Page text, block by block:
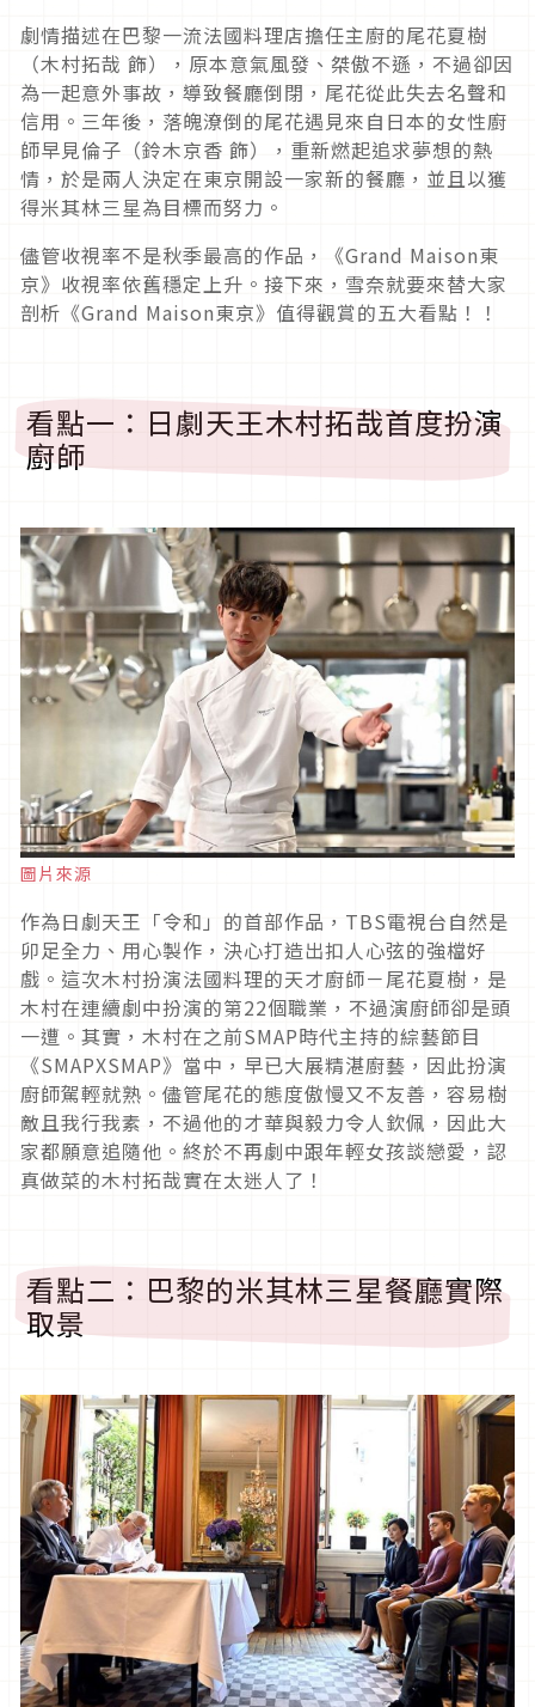
劇情描述在巴黎一流法國料理店擔任主廚的尾花夏樹
（木村拓哉 飾），原本意氣風發、桀傲不遜，不過卻因
為一起意外事故，導致餐廳倒閉，尾花從此失去名聲和
信用。三年後，落魄潦倒的尾花遇見來自日本的女性廚
師早見倫子（鈴木京香 飾），重新燃起追求夢想的熱
情，於是兩人決定在東京開設一家新的餐廳，並且以獲
得米其林三星為目標而努力。
儘管收視率不是秋季最高的作品，《Grand Maison東
京》收視率依舊穩定上升。接下來，雪奈就要來替大家
剖析《Grand Maison東京》值得觀賞的五大看點！！
看點一：日劇天王木村拓哉首度扮演
廚師
圖片來源
作為日劇天王「令和」的首部作品，TBS電視台自然是
卯足全力、用心製作，決心打造出扣人心弦的強檔好
戲。這次木村扮演法國料理的天才廚師－尾花夏樹，是
木村在連續劇中扮演的第22個職業，不過演廚師卻是頭
一遭。其實，木村在之前SMAP時代主持的綜藝節目
《SMAPXSMAP》當中，早已大展精湛廚藝，因此扮演
廚師駕輕就熟。儘管尾花的態度傲慢又不友善，容易樹
敵且我行我素，不過他的才華與毅力令人欽佩，因此大
家都願意追隨他。終於不再劇中跟年輕女孩談戀愛，認
真做菜的木村拓哉實在太迷人了！
看點二：巴黎的米其林三星餐廳實際
取景